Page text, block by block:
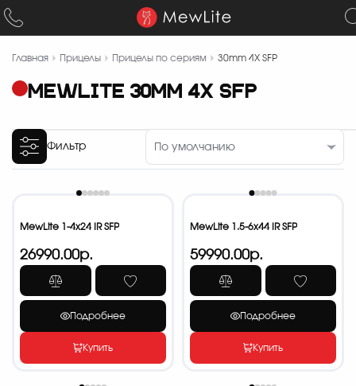
Главная Прицелы Прицелы по сериям 30mm 4X SFP
MEWLITE 30MM 4X SFP
Фильтр
MewLite 1-4x24 IR SFP
26990.00р.
Подробнее
Купить
MewLite 1.5-6x44 IR SFP
59990.00р.
Подробнее
Купить